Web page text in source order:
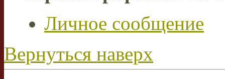
Личное сообщение
Вернуться наверх